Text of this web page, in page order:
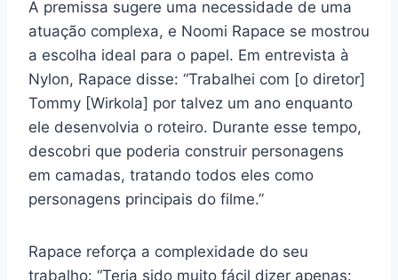
A premissa sugere uma necessidade de uma
atuação complexa, e Noomi Rapace se mostrou
a escolha ideal para o papel. Em entrevista à
Nylon, Rapace disse: “Trabalhei com [o diretor]
Tommy [Wirkola] por talvez um ano enquanto
ele desenvolvia o roteiro. Durante esse tempo,
descobri que poderia construir personagens
em camadas, tratando todos eles como
personagens principais do filme.”
Rapace reforça a complexidade do seu
trabalho: “Teria sido muito fácil dizer apenas: